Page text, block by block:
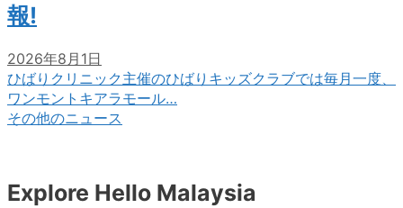
報!
2026年8月1日
ひばりクリニック主催のひばりキッズクラブでは毎月一度、
ワンモントキアラモール…
その他のニュース
Explore Hello Malaysia